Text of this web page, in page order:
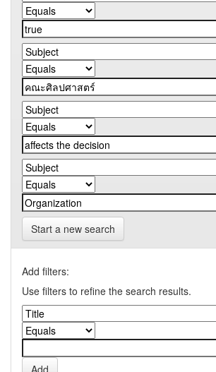
Start a new search
Add filters:
Use filters to refine the search results.